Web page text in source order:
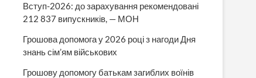
Вступ-2026: до зарахування рекомендовані
212 837 випускників, — МОН
Грошова допомога у 2026 році з нагоди Дня
знань сім’ям військових
Грошову допомогу батькам загиблих воїнів